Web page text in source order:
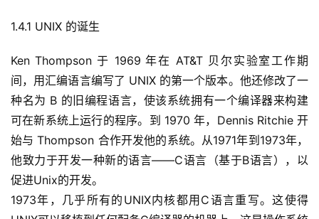
1.4.1 UNIX 的诞生
Ken Thompson 于 1969 年在 AT&T 贝尔实验室工作期
间，用汇编语言编写了 UNIX 的第一个版本。他还修改了一
种名为 B 的旧编程语言，使该系统拥有一个编译器来构建
可在新系统上运行的程序。到 1970 年，Dennis Ritchie 开
始与 Thompson 合作开发他的系统。从1971年到1973年，
他致力于开发一种新的语言——C语言（基于B语言），以
促进Unix的开发。
1973年，几乎所有的UNIX内核都用C语言重写。这使得